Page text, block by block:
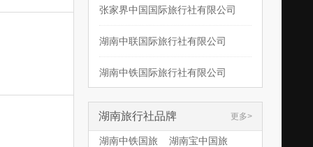
张家界中国国际旅行社有限公司
湖南中联国际旅行社有限公司
湖南中铁国际旅行社有限公司
湖南旅行社品牌 更多
湖南中铁国旅 湖南宝中国旅